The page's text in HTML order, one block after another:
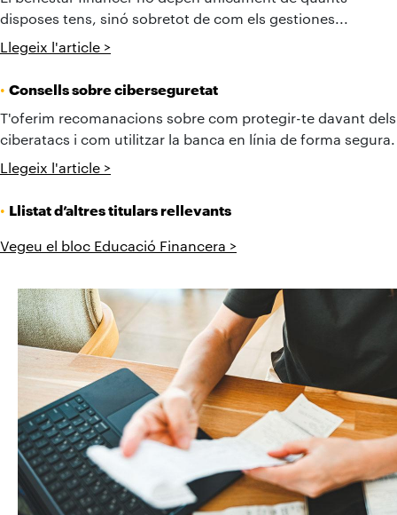
disposes tens, sinó sobretot de com els gestiones...
Llegeix l'article >
• Consells sobre ciberseguretat
T'oferim recomanacions sobre com protegir-te davant dels
ciberatacs i com utilitzar la banca en línia de forma segura.
Llegeix l'article >
• Llistat d’altres titulars rellevants
Vegeu el bloc Educació Financera >